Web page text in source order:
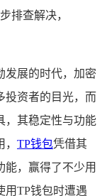
排查解决，
发展的时代，加密
投资者的目光，而
，其稳定性与功能
TP钱包凭借其
能，赢得了不少用
用TP钱包时遭遇